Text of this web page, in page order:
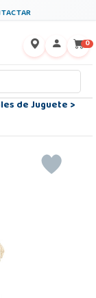
0
de Juguete>